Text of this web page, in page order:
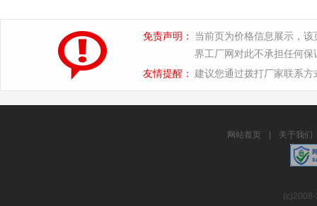
免责声明：
当前页为价格信息展示，
界工厂网对此不承担任何保
友情提醒： 建议您通过拨打厂家联系
网站首页 关于我们